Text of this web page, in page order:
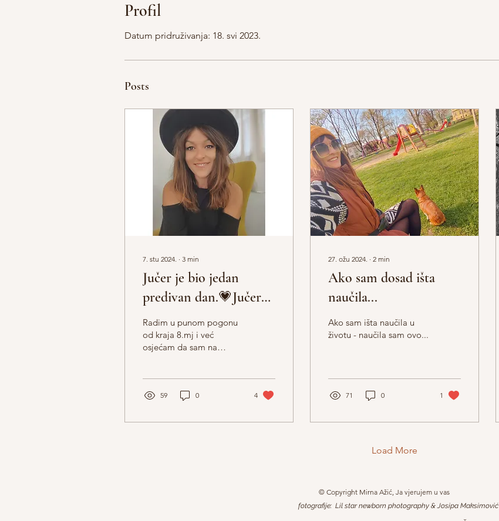
Profil
Datum pridruživanja: 18. svi 2023.
Posts
7. stu 2024. ∙ 3 min
Jučer je bio jedan
predivan dan.💗Jučer
su mi moji klijenti
uljepšali dan i pokazali
mi koliko im značim.
☺️
Radim u punom pogonu
od kraja 8.mj i već
osjećam da sam na
moji...
59 0 4
27. ožu 2024. ∙ 2 min
Ako sam dosad išta
naučila...
Ako sam išta naučila u
životu - naučila sam ovo...
71 0 1
Load More
fotografije: Lil star newborn photography & Josipa Maksimović
© Copyright Mirna Ažić, Ja vjerujem u vas